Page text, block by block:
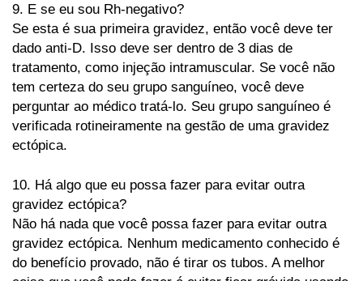
9. E se eu sou Rh-negativo?
Se esta é sua primeira gravidez, então você deve ter
dado anti-D. Isso deve ser dentro de 3 dias de
tratamento, como injeção intramuscular. Se você não
tem certeza do seu grupo sanguíneo, você deve
perguntar ao médico tratá-lo. Seu grupo sanguíneo é
verificada rotineiramente na gestão de uma gravidez
ectópica.
10. Há algo que eu possa fazer para evitar outra
gravidez ectópica?
Não há nada que você possa fazer para evitar outra
gravidez ectópica. Nenhum medicamento conhecido é
do benefício provado, não é tirar os tubos. A melhor